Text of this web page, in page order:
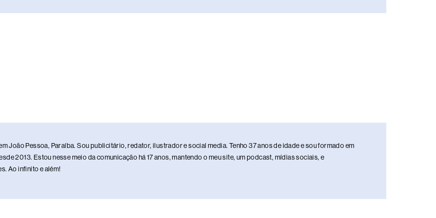
João Pessoa, Paraíba. Sou publicitário, redator, ilustrador e social media. Tenho 37 anos de idade e sou formado em
2013. Estou nesse meio da comunicação há 17 anos, mantendo o meu site, um podcast, mídias sociais, e
Ao infinito e além!